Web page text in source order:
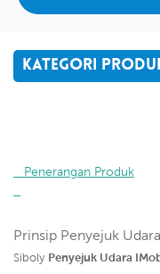
KATEGORI
Prinsip Penyejuk
Siboly Penyejuk Udara